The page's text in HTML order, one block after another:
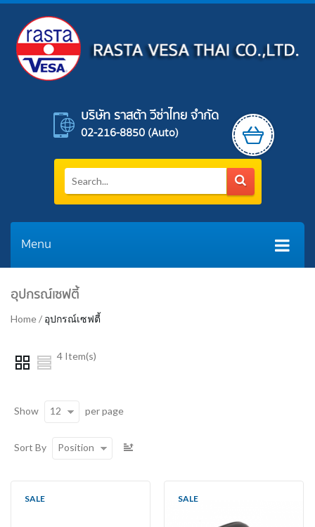
บริษัท ราสต้า วีซ่าไทย จำกัด
02-216-8850 (auto)
Menu
Home/ อุปกรณ์เซฟตี้
อุปกรณ์เซฟตี้
4 Item(s)
Show 12 per page
Sort By Position
SALE SALE